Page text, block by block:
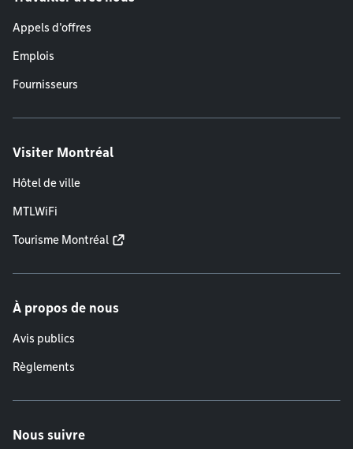
Appels d'offres
Emplois
Fournisseurs
Visiter Montréal
Hôtel de ville
MTLWiFi
Tourisme Montréal
À propos de nous
Avis publics
Règlements
Nous suivre